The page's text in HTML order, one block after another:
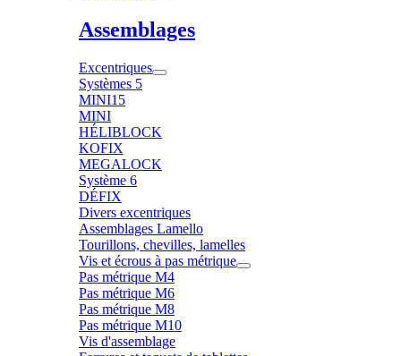
Assemblages
Excentriques
Systèmes 5
MINI15
MINI
HÉLIBLOCK
KOFIX
MEGALOCK
Système 6
DÉFIX
Divers excentriques
Assemblages Lamello
Tourillons, chevilles, lamelles
Vis et écrous à pas métrique
Pas métrique M4
Pas métrique M6
Pas métrique M8
Pas métrique M10
Vis d'assemblage